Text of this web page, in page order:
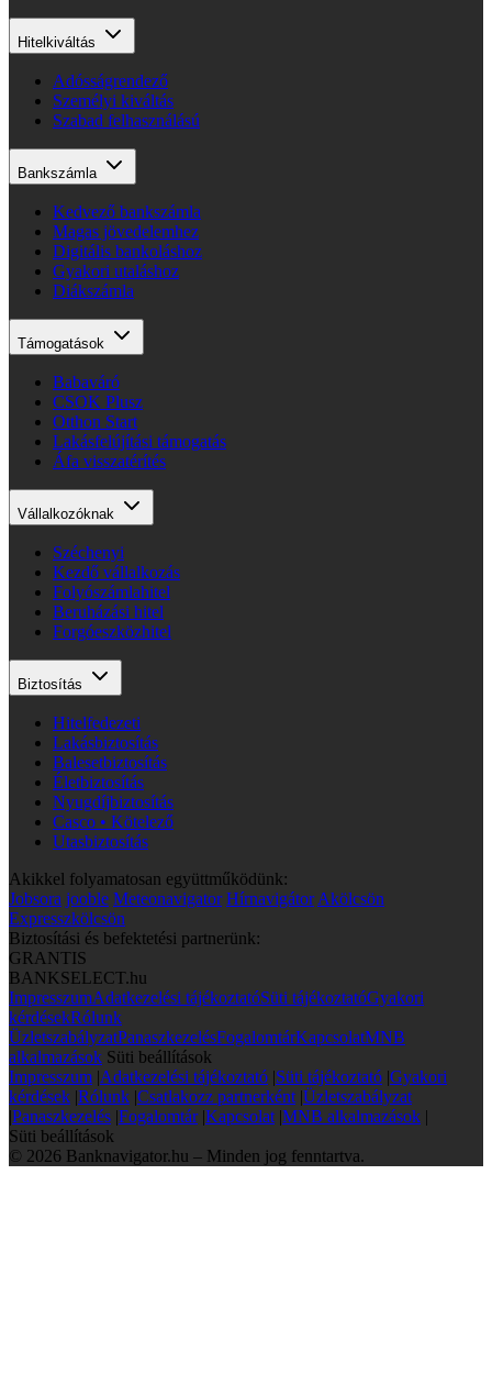
Hitelkiváltás
Adósságrendező
Személyi kiváltás
Szabad felhasználású
Bankszámla
Kedvező bankszámla
Magas jövedelemhez
Digitális bankoláshoz
Gyakori utaláshoz
Diákszámla
Támogatások
Babaváró
CSOK Plusz
Otthon Start
Lakásfelújítási támogatás
Áfa visszatérítés
Vállalkozóknak
Széchenyi
Kezdő vállalkozás
Folyószámlahitel
Beruházási hitel
Forgóeszközhitel
Biztosítás
Hitelfedezeti
Lakásbiztosítás
Balesetbiztosítás
Életbiztosítás
Nyugdíjbiztosítás
Casco • Kötelező
Utasbiztosítás
Akikkel folyamatosan együttműködünk:
Jobsora jooble Meteonavigator Hírnavigátor Akölcsön
Expresszkölcsön
Biztosítási és befektetési partnerünk:
GRANTIS
BANKSELECT.hu
ImpresszumAdatkezelési tájékoztatóSüti tájékoztatóGyakori
kérdésekRólunk
ÜzletszabályzatPanaszkezelésFogalomtárKapcsolatMNB
alkalmazások Süti beállítások
Impresszum |Adatkezelési tájékoztató |Süti tájékoztató |Gyakori
kérdések |Rólunk |Csatlakozz partnerként |Üzletszabályzat
|Panaszkezelés |Fogalomtár |Kapcsolat |MNB alkalmazások |
Süti beállítások
© 2026 Banknavigator.hu – Minden jog fenntartva.